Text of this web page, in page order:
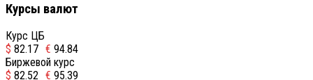
Курсы валют
Курс ЦБ
$ 82.17 € 94.84
Биржевой курс
$ 82.52 € 95.39